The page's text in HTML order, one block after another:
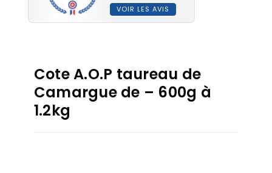
VOIR LES AVIS
Cote A.O.P taureau de
Camargue de – 600g à
1.2kg